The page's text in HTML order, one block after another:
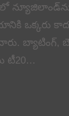
ఒక్కరు
బ్యాటింగ్,
టీ20…